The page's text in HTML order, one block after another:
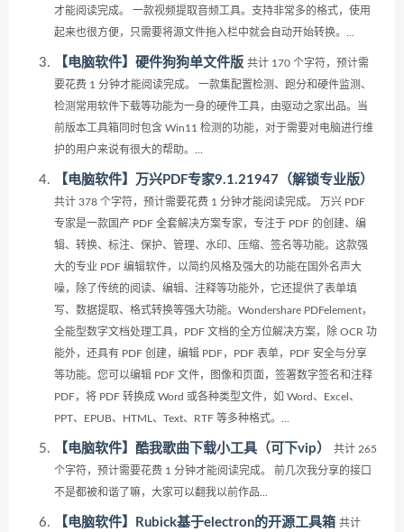
才能阅读完成。 一款视频提取音频工具。支持非常多的格式，使用
起来也很方便，只需要将源文件拖入栏中就会自动开始转换。...
【电脑软件】硬件狗狗单文件版 共计 170 个字符，预计需
要花费 1 分钟才能阅读完成。 一款集配置检测、跑分和硬件监测、
检测常用软件下载等功能为一身的硬件工具，由驱动之家出品。当
前版本工具箱同时包含 Win11 检测的功能，对于需要对电脑进行维
护的用户来说有很大的帮助。...
【电脑软件】万兴PDF专家9.1.21947（解锁专业版）
共计 378 个字符，预计需要花费 1 分钟才能阅读完成。 万兴 PDF
专家是一款国产 PDF 全套解决方案专家，专注于 PDF 的创建、编
辑、转换、标注、保护、管理、水印、压缩、签名等功能。这款强
大的专业 PDF 编辑软件，以简约风格及强大的功能在国外名声大
噪，除了传统的阅读、编辑、注释等功能外，它还提供了表单填
写、数据提取、格式转换等强大功能。Wondershare PDFelement，
全能型数字文档处理工具，PDF 文档的全方位解决方案，除 OCR 功
能外，还具有 PDF 创建，编辑 PDF，PDF 表单，PDF 安全与分享
等功能。您可以编辑 PDF 文件，图像和页面，签署数字签名和注释
PDF，将 PDF 转换成 Word 或各种类型文件，如 Word、Excel、
PPT、EPUB、HTML、Text、RTF 等多种格式。...
【电脑软件】酷我歌曲下载小工具（可下vip）
共计 265
个字符，预计需要花费 1 分钟才能阅读完成。 前几次我分享的接口
不是都被和谐了嘛，大家可以翻我以前作品...
【电脑软件】Rubick基于electron的开源工具箱 共计